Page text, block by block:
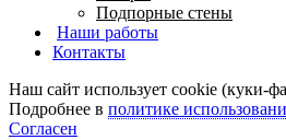
Подпорные стены
Наши работы
Контакты
Наш сайт использует cookie (куки-
Подробнее в политике
Согласен